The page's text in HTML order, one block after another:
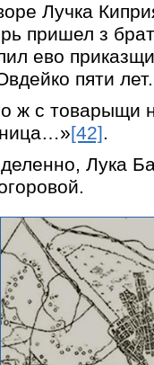
Лучка
пришел з
ево
пяти лет.
ж с товарыщи
[42].
Лука